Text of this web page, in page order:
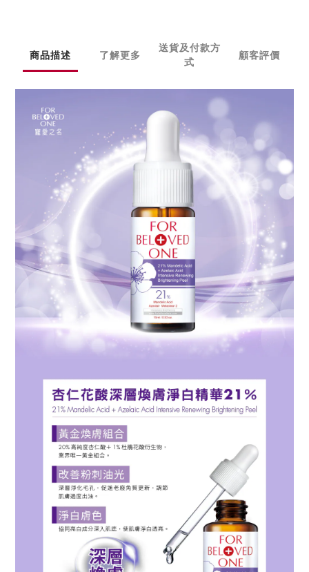
商品描述 了解更多
送貨及付款方
式
顧客評價